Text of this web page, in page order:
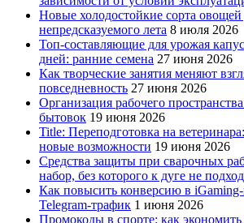
Новые холодостойкие сорта овощей
непредсказуемого лета 8 июля 2026
Топ-составляющие для урожая
дней: ранние семена 27 июня 2026
Как творческие занятия меняют
повседневность 27 июня 2026
Организация рабочего
бытовок 19 июня 2026
Title: Переподготовка на
новые возможности 19 июня 2026
Средства защиты при сварочных
набор, без которого к дуге не
Как повысить конверсию в iGaming-
Telegram-трафик 1 июня 2026
Промокоды в спорте: как